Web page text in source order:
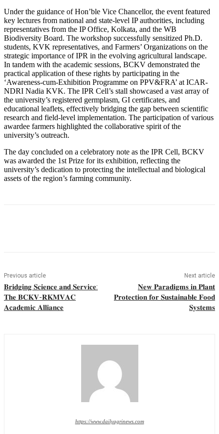
Under the guidance of Hon’ble Vice Chancellor, the event featured
key lectures from national and state-level IP authorities, including
representatives from the IP Office, Kolkata, and the WB
Biodiversity Board. The workshop successfully sensitized Ph.D.
students, KVK representatives, and Farmers’ Organizations on the
strategic importance of IPR in the evolving agricultural landscape.
In tandem with the academic sessions, BCKV demonstrated the
practical application of these rights by participating in the
‘Awareness-cum-Exhibition Programme on PPV&FRA’ at ICAR-
NDRI Nadia KVK. The IPR Cell’s stall showcased a vast array of
the university’s registered germplasm, GI certificates, and
educational leaflets, effectively bridging the gap between scientific
research and field-level implementation. The participation of various
awardee farmers highlighted the collaborative spirit of the
university’s outreach.
The day concluded on a celebratory note as the IPR Cell, BCKV
was awarded the 1st Prize for its exhibition, reflecting the
university’s dedication to protecting the intellectual and biological
assets of the region’s farming community.
Previous article
𝐁𝐫𝐢𝐝𝐠𝐢𝐧𝐠 𝐒𝐜𝐢𝐞𝐧𝐜𝐞 𝐚𝐧𝐝 𝐒𝐞𝐫𝐯𝐢𝐜𝐞:
𝐓𝐡𝐞 𝐁𝐂𝐊𝐕-𝐑𝐊𝐌𝐕𝐀𝐂
𝐀𝐜𝐚𝐝𝐞𝐦𝐢𝐜 𝐀𝐥𝐥𝐢𝐚𝐧𝐜𝐞
Next article
𝐍𝐞𝐰 𝐏𝐚𝐫𝐚𝐝𝐢𝐠𝐦𝐬 𝐢𝐧 𝐏𝐥𝐚𝐧𝐭
𝐏𝐫𝐨𝐭𝐞𝐜𝐭𝐢𝐨𝐧 𝐟𝐨𝐫 𝐒𝐮𝐬𝐭𝐚𝐢𝐧𝐚𝐛𝐥𝐞 𝐅𝐨𝐨𝐝
𝐒𝐲𝐬𝐭𝐞𝐦𝐬
https://www.dailyagrinews.com